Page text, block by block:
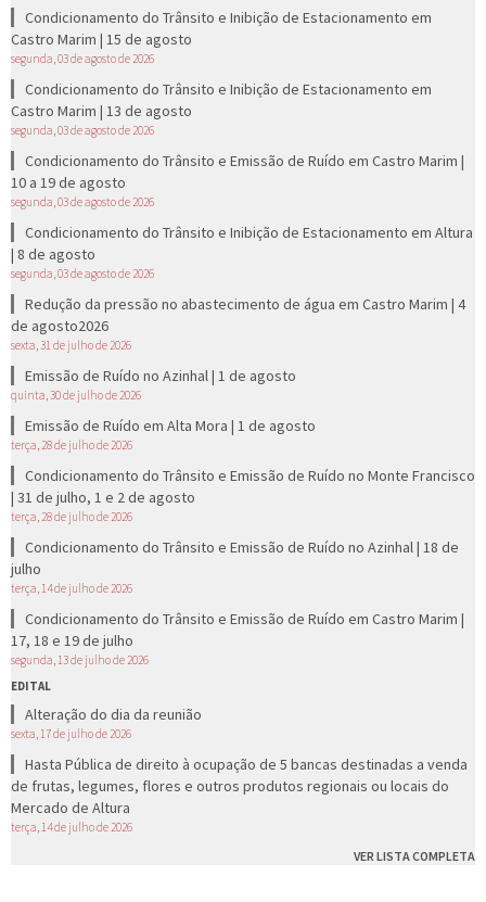
Condicionamento do Trânsito e Inibição de Estacionamento em
Castro Marim | 15 de agosto
segunda, 03 de agosto de 2026
Condicionamento do Trânsito e Inibição de Estacionamento em
Castro Marim | 13 de agosto
segunda, 03 de agosto de 2026
Condicionamento do Trânsito e Emissão de Ruído em Castro Marim |
10 a 19 de agosto
segunda, 03 de agosto de 2026
Condicionamento do Trânsito e Inibição de Estacionamento em Altura
| 8 de agosto
segunda, 03 de agosto de 2026
Redução da pressão no abastecimento de água em Castro Marim | 4
de agosto2026
sexta, 31 de julho de 2026
Emissão de Ruído no Azinhal | 1 de agosto
quinta, 30 de julho de 2026
Emissão de Ruído em Alta Mora | 1 de agosto
terça, 28 de julho de 2026
Condicionamento do Trânsito e Emissão de Ruído no Monte Francisco
| 31 de julho, 1 e 2 de agosto
terça, 28 de julho de 2026
Condicionamento do Trânsito e Emissão de Ruído no Azinhal | 18 de
julho
terça, 14 de julho de 2026
Condicionamento do Trânsito e Emissão de Ruído em Castro Marim |
17, 18 e 19 de julho
segunda, 13 de julho de 2026
EDITAL
Alteração do dia da reunião
sexta, 17 de julho de 2026
Hasta Pública de direito à ocupação de 5 bancas destinadas a venda
de frutas, legumes, flores e outros produtos regionais ou locais do
Mercado de Altura
terça, 14 de julho de 2026
VER LISTA COMPLETA